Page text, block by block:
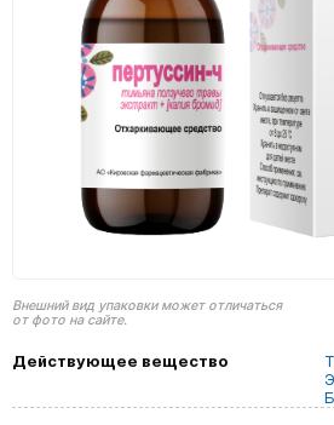
Внешний вид упаковки может отличаться
от фото на сайте.
Действующее вещество